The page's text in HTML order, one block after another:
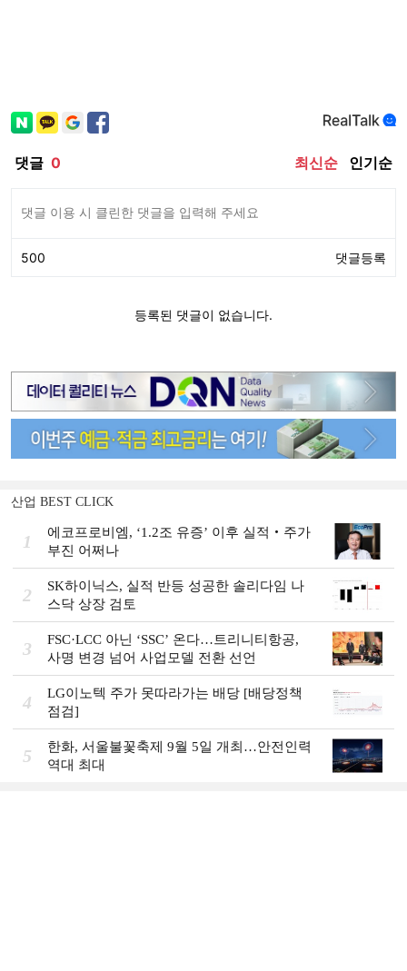
산업 BEST CLICK
1
에코프로비엠, ‘1.2조 유증’ 이후 실적‧주가
부진 어쩌나
2
SK하이닉스, 실적 반등 성공한 솔리다임 나
스닥 상장 검토
3
FSC·LCC 아닌 ‘SSC’ 온다…트리니티항공,
사명 변경 넘어 사업모델 전환 선언
4
LG이노텍 주가 못따라가는 배당 [배당정책
점검]
5
한화, 서울불꽃축제 9월 5일 개최…안전인력
역대 최대